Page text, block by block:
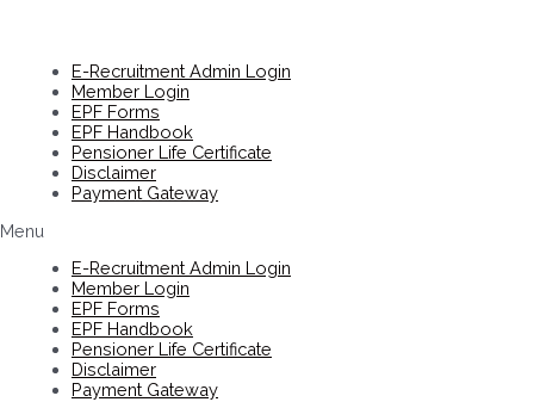
E-Recruitment Admin Login
Member Login
EPF Forms
EPF Handbook
Pensioner Life Certificate
Disclaimer
Payment Gateway
Menu
E-Recruitment Admin Login
Member Login
EPF Forms
EPF Handbook
Pensioner Life Certificate
Disclaimer
Payment Gateway